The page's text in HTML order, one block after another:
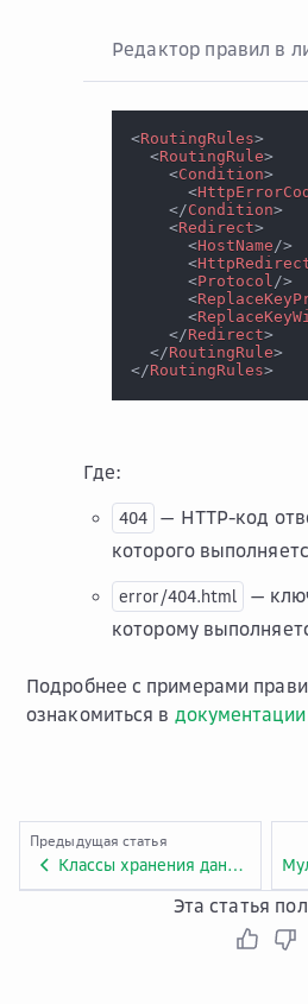
Редактор правил в
<RoutingRules>
<RoutingRule>
<Condition>
<
</Condition>
<Redirect>
<HostName/>
<
<Protocol/>
<
<
</Redirect>
</RoutingRule>
</RoutingRules>
Где:
404
— HTTP-код
которого
error/404.html
—
которому
Подробнее с примерами
ознакомиться в документации
Предыдущая статья
Классы хранения данных в Object Storage
Эта статья